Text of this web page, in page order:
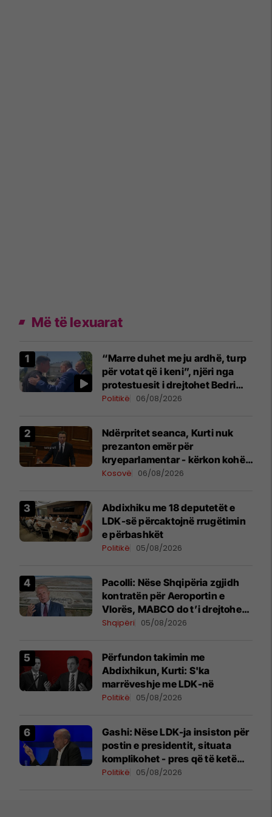
Më të lexuarat
“Marre duhet me ju ardhë, turp
për votat që i keni”, njëri nga
protestuesit i drejtohet Bedri
Hamzës
Politikë 06/08/2026
Ndërpritet seanca, Kurti nuk
prezanton emër për
kryeparlamentar - kërkon kohë
shtesë për marrëveshje politike
Kosovë 06/08/2026
Abdixhiku me 18 deputetët e
LDK-së përcaktojnë rrugëtimin
e përbashkët
Politikë 05/08/2026
Pacolli: Nëse Shqipëria zgjidh
kontratën për Aeroportin e
Vlorës, MABCO do t’i drejtohet
arbitrazhit ndërkombëtar
Shqipëri 05/08/2026
Përfundon takimin me
Abdixhikun, Kurti: S'ka
marrëveshje me LDK-në
Politikë 05/08/2026
Gashi: Nëse LDK-ja insiston për
postin e presidentit, situata
komplikohet - pres që të ketë
lëshim
Politikë 05/08/2026